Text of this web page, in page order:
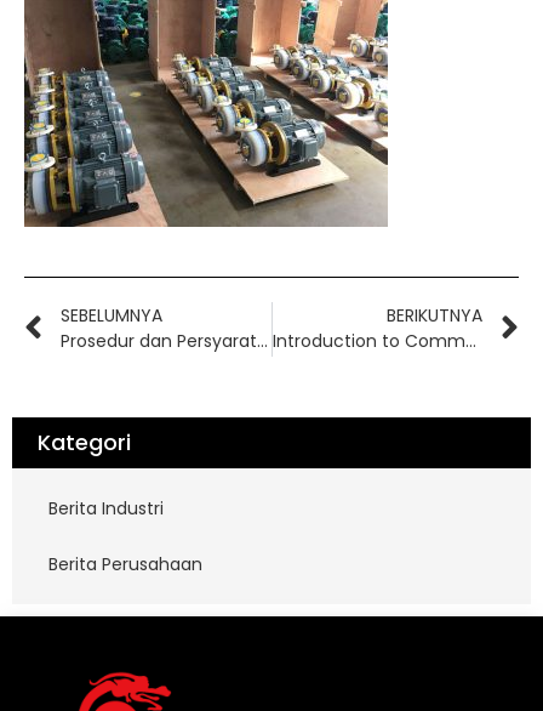
Kategori
Berita Industri
Berita Perusahaan
SEBELUMNYA
Prosedur dan Persyaratan Perakitan Internal untuk Pompa Sentrifugal Kimia
BERIKUTNYA
Introduction to Common Pump Materials